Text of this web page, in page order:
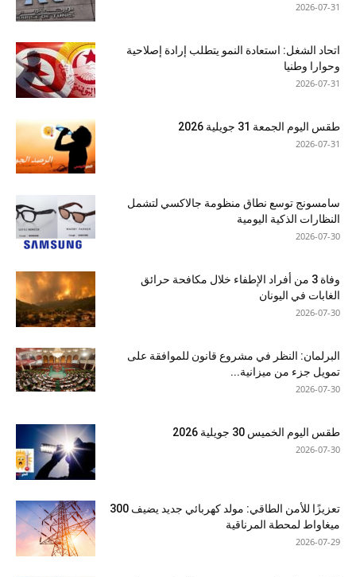
2026-07-31
اتحاد الشغل: استعادة النمو يتطلب إرادة إصلاحية
وحوارا وطنيا
2026-07-31
طقس اليوم الجمعة 31 جويلية 2026
2026-07-31
سامسونج توسع نطاق منظومة جالاكسي لتشمل
النظارات الذكية اليومية
2026-07-30
وفاة 3 من أفراد الإطفاء خلال مكافحة حرائق
الغابات في اليونان
2026-07-30
البرلمان: النظر في مشروع قانون للموافقة على
تمويل جزء من ميزانية...
2026-07-30
طقس اليوم الخميس 30 جويلية 2026
2026-07-30
تعزيزًا للأمن الطاقي: مولد كهربائي جديد يضيف 300
ميغاواط لمحطة المرناقية
2026-07-29